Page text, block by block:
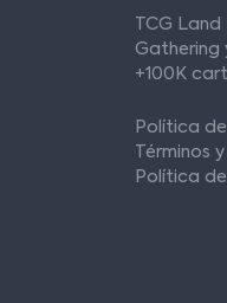
TCG
Gathering
+100K
Política
Términos
Política